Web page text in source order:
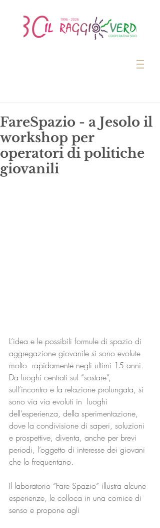
FareSpazio - a Jesolo il
workshop per
operatori di politiche
giovanili
L’idea e le possibili formule di spazio di
aggregazione giovanile si sono evolute
molto  rapidamente negli ultimi 15 anni.
Da luoghi centrati sul “sostare”,
sull’incontro e la relazione prolungata, si
sono via via evoluti in  luoghi
dell’esperienza, della sperimentazione,
dove la condivisione di saperi, soluzioni
e prospettive, diventa, anche per brevi
periodi, l’oggetto di interesse dei giovani
che lo frequentano.
Il laboratorio “Fare Spazio” illustra alcune
esperienze, le colloca in una cornice di
senso e propone agli